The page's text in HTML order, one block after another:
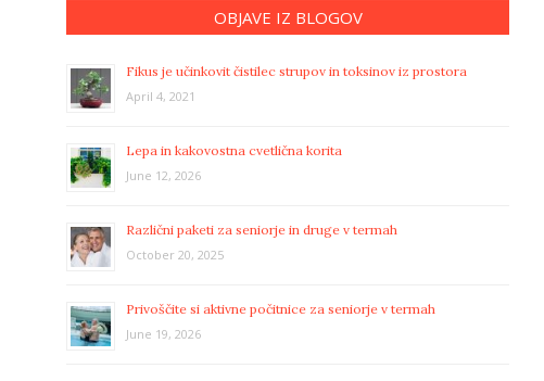
OBJAVE IZ BLOGOV
Fikus je učinkovit čistilec strupov in toksinov iz prostora
April 4, 2021
Lepa in kakovostna cvetlična korita
June 12, 2026
Različni paketi za seniorje in druge v termah
October 20, 2025
Privoščite si aktivne počitnice za seniorje v termah
June 19, 2026